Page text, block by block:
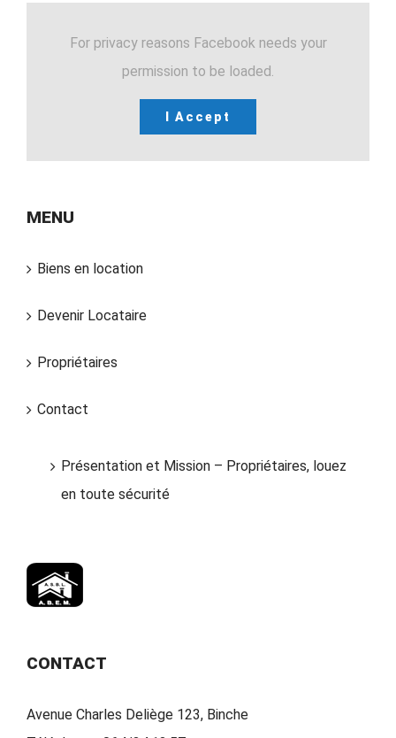
For privacy reasons Facebook needs your
permission to be loaded.
I Accept
MENU
Biens en location
Devenir Locataire
Propriétaires
Contact
Présentation et Mission – Propriétaires, louez
en toute sécurité
CONTACT
Avenue Charles Deliège 123, Binche